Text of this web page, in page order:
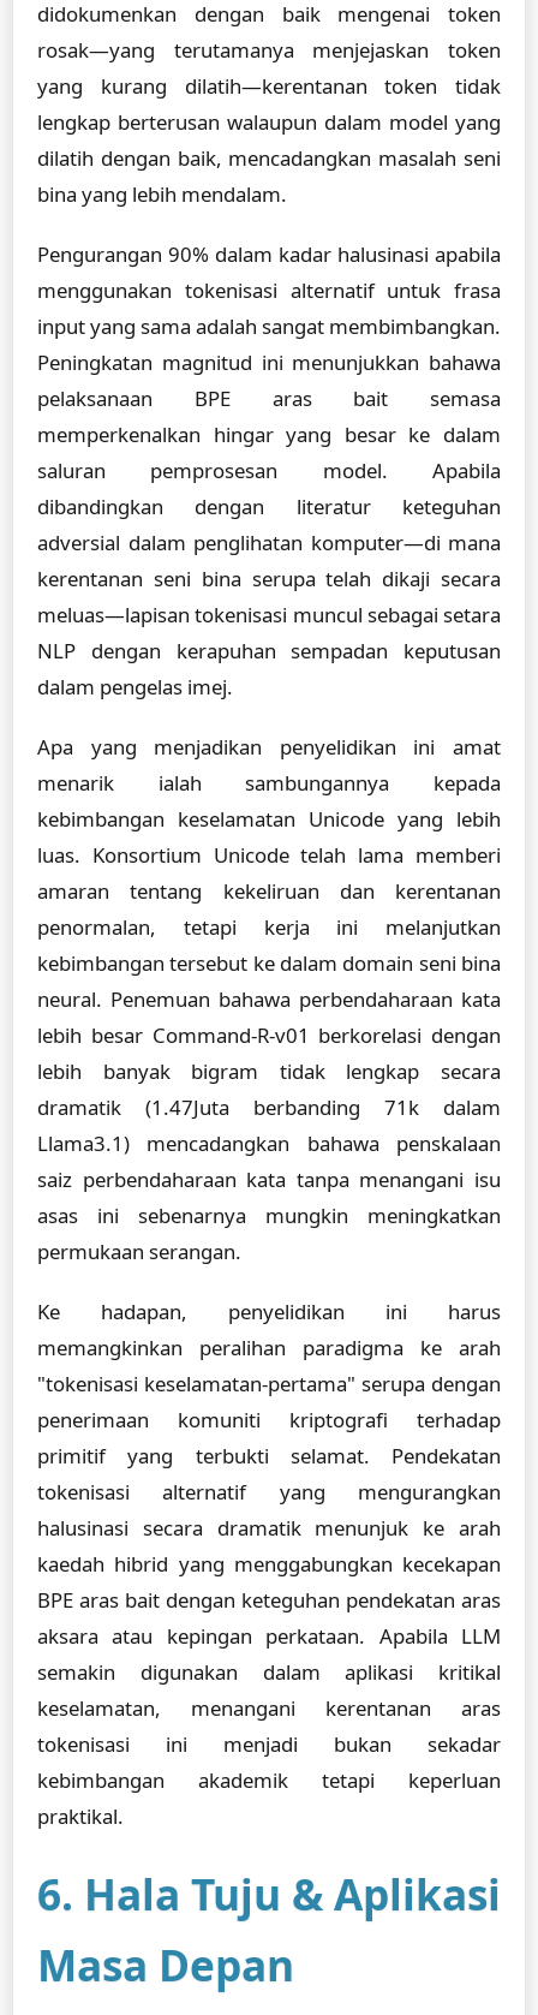
didokumenkan dengan baik mengenai token
rosak—yang terutamanya menjejaskan token
yang kurang dilatih—kerentanan token tidak
lengkap berterusan walaupun dalam model yang
dilatih dengan baik, mencadangkan masalah seni
bina yang lebih mendalam.
Pengurangan 90% dalam kadar halusinasi apabila
menggunakan tokenisasi alternatif untuk frasa
input yang sama adalah sangat membimbangkan.
Peningkatan magnitud ini menunjukkan bahawa
pelaksanaan BPE aras bait semasa
memperkenalkan hingar yang besar ke dalam
saluran pemprosesan model. Apabila
dibandingkan dengan literatur keteguhan
adversial dalam penglihatan komputer—di mana
kerentanan seni bina serupa telah dikaji secara
meluas—lapisan tokenisasi muncul sebagai setara
NLP dengan kerapuhan sempadan keputusan
dalam pengelas imej.
Apa yang menjadikan penyelidikan ini amat
menarik ialah sambungannya kepada
kebimbangan keselamatan Unicode yang lebih
luas. Konsortium Unicode telah lama memberi
amaran tentang kekeliruan dan kerentanan
penormalan, tetapi kerja ini melanjutkan
kebimbangan tersebut ke dalam domain seni bina
neural. Penemuan bahawa perbendaharaan kata
lebih besar Command-R-v01 berkorelasi dengan
lebih banyak bigram tidak lengkap secara
dramatik (1.47Juta berbanding 71k dalam
Llama3.1) mencadangkan bahawa penskalaan
saiz perbendaharaan kata tanpa menangani isu
asas ini sebenarnya mungkin meningkatkan
permukaan serangan.
Ke hadapan, penyelidikan ini harus
memangkinkan peralihan paradigma ke arah
"tokenisasi keselamatan-pertama" serupa dengan
penerimaan komuniti kriptografi terhadap
primitif yang terbukti selamat. Pendekatan
tokenisasi alternatif yang mengurangkan
halusinasi secara dramatik menunjuk ke arah
kaedah hibrid yang menggabungkan kecekapan
BPE aras bait dengan keteguhan pendekatan aras
aksara atau kepingan perkataan. Apabila LLM
semakin digunakan dalam aplikasi kritikal
keselamatan, menangani kerentanan aras
tokenisasi ini menjadi bukan sekadar
kebimbangan akademik tetapi keperluan
praktikal.
6. Hala Tuju & Aplikasi
Masa Depan